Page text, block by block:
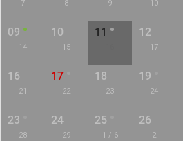
7 8 9 10
09
14
10
15
11 12
17
16
21
17
22
18
23
19
24
23
28
24
29
25
1 / 6
26
2